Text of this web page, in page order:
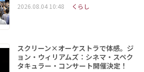
2026.08.04 10:48 くらし
スクリーン×オーケストラで体感。ジ
ョン・ウィリアムズ：シネマ・スペク
タキュラー・コンサート開催決定！